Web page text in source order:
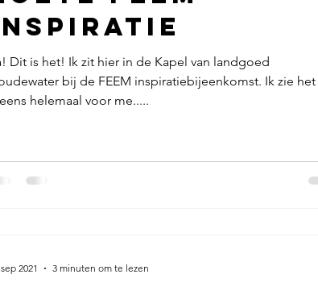
Dit is het! Ik zit hier in de Kapel van landgoed
bij de FEEM inspiratiebijeenkomst. Ik zie het
helemaal voor me.....
2021 3 minuten om te lezen